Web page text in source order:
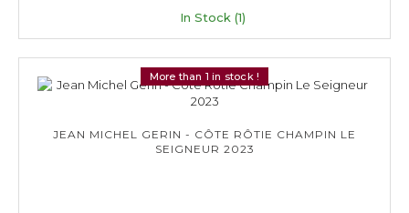
In Stock (1)
More than 1 in stock !
JEAN MICHEL GERIN - CÔTE RÔTIE CHAMPIN LE
SEIGNEUR 2023